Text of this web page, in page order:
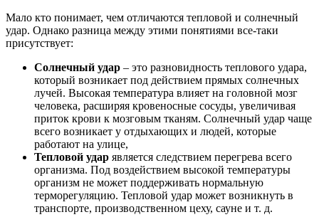
Мало кто понимает, чем отличаются тепловой и солнечный
удар. Однако разница между этими понятиями все-таки
присутствует:
Солнечный удар – это разновидность теплового удара,
который возникает под действием прямых солнечных
лучей. Высокая температура влияет на головной мозг
человека, расширяя кровеносные сосуды, увеличивая
приток крови к мозговым тканям. Солнечный удар чаще
всего возникает у отдыхающих и людей, которые
работают на улице,
Тепловой удар является следствием перегрева всего
организма. Под воздействием высокой температуры
организм не может поддерживать нормальную
терморегуляцию. Тепловой удар может возникнуть в
транспорте, производственном цеху, сауне и т. д.